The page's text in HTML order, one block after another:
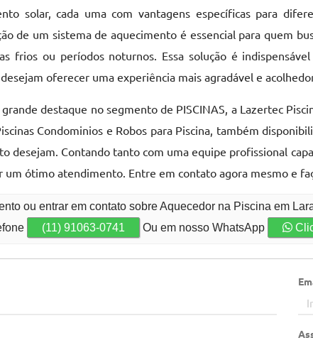
solar, cada uma com vantagens específicas para
de um sistema de aquecimento é essencial para quem
frios ou períodos noturnos. Essa solução é
oferecer uma experiência mais agradável e
destaque no segmento de PISCINAS, a Lazertec
Condominios e Robos para Piscina, também
desejam. Contando tanto com uma equipe profissional
ótimo atendimento. Entre em contato agora mesmo e
ou entrar em contato sobre Aquecedor na Piscina em
(11) 91063-0741 Ou em nosso WhatsApp